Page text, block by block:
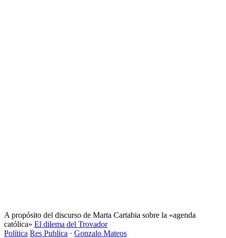
A propósito del discurso de Marta Cartabia sobre la «agenda
católica» El dilema del Trovador
Política Res Publica · Gonzalo Mateos